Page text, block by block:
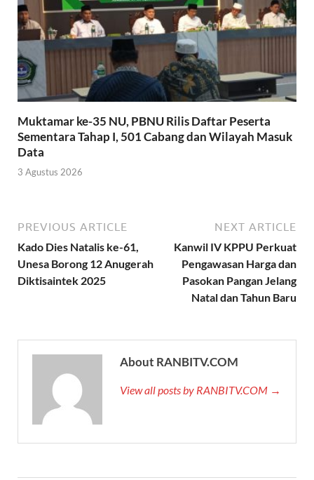
Muktamar ke-35 NU, PBNU Rilis Daftar Peserta
Sementara Tahap I, 501 Cabang dan Wilayah Masuk
Data
3 Agustus 2026
PREVIOUS ARTICLE
Kado Dies Natalis ke-61,
Unesa Borong 12 Anugerah
Diktisaintek 2025
NEXT ARTICLE
Kanwil IV KPPU Perkuat
Pengawasan Harga dan
Pasokan Pangan Jelang
Natal dan Tahun Baru
About RANBITV.COM
View all posts by RANBITV.COM →